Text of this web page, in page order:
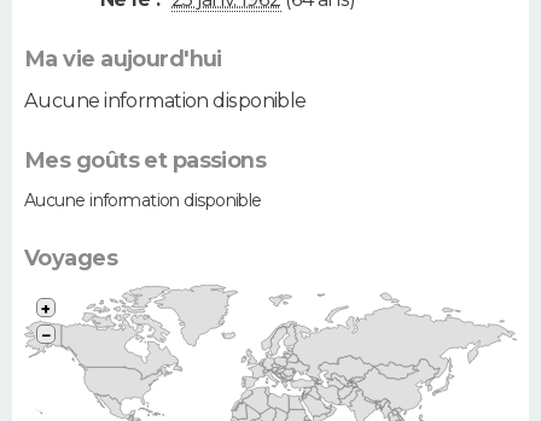
Ma vie aujourd'hui
Aucune information disponible
Mes goûts et passions
Aucune information disponible
Voyages
+
−